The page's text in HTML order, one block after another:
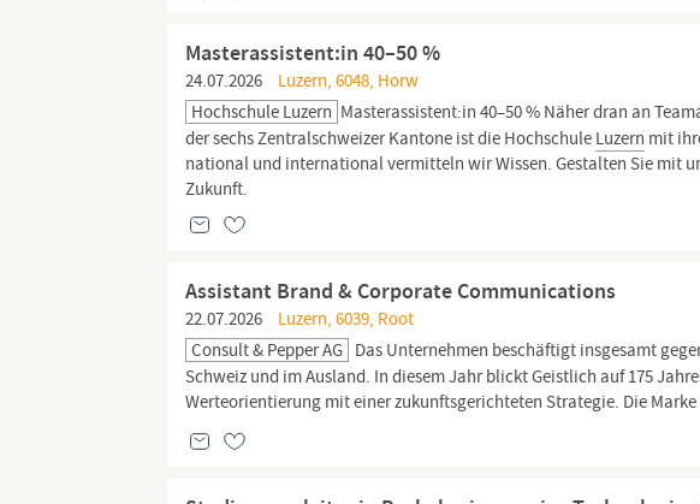
Masterassistent:in 40–50 %
24.07.2026
Luzern, 6048, Horw
Hochschule Luzern Masterassistent:in 40–50 % Näher dran an
der sechs Zentralschweizer Kantone ist die Hochschule Luzern mit
national und international vermitteln wir Wissen. Gestalten Sie mit
Zukunft.
Assistant Brand & Corporate Communications
22.07.2026
Luzern, 6039, Root
Consult & Pepper AG Das Unternehmen beschäftigt insgesamt
Schweiz und im Ausland. In diesem Jahr blickt Geistlich auf 175
Werteorientierung mit einer zukunftsgerichteten Strategie. Die